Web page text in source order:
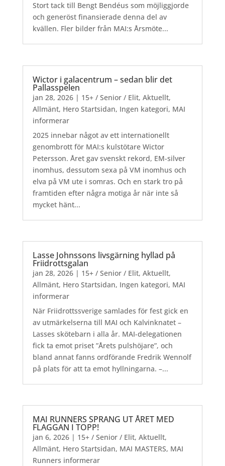
Stort tack till Bengt Bendéus som möjliggjorde
och generöst finansierade denna del av
kvällen. Fler bilder från MAI:s Årsmöte...
Wictor i galacentrum – sedan blir det
Pallasspelen
jan 28, 2026| 15+ / Senior / Elit, Aktuellt,
Allmänt, Hero Startsidan, Ingen kategori, MAI
informerar
2025 innebar något av ett internationellt
genombrott för MAI:s kulstötare Wictor
Petersson. Året gav svenskt rekord, EM-silver
inomhus, dessutom sexa på VM inomhus och
elva på VM ute i somras. Och en stark tro på
framtiden efter några motiga år när inte så
mycket hänt...
Lasse Johnssons livsgärning hyllad på
Friidrottsgalan
jan 28, 2026| 15+ / Senior / Elit, Aktuellt,
Allmänt, Hero Startsidan, Ingen kategori, MAI
informerar
När Friidrottssverige samlades för fest gick en
av utmärkelserna till MAI och Kalvinknatet –
Lasses skötebarn i alla år. MAI-delegationen
fick ta emot priset ”Årets pulshöjare”, och
bland annat fanns ordförande Fredrik Wennolf
på plats för att ta emot hyllningarna. –...
MAI RUNNERS SPRANG UT ÅRET MED
FLAGGAN I TOPP!
jan 6, 2026| 15+ / Senior / Elit, Aktuellt,
Allmänt, Hero Startsidan, MAI MASTERS, MAI
Runners informerar